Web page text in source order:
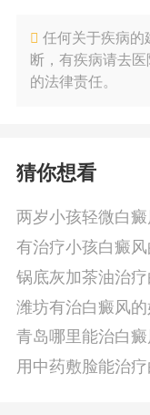
任何关于疾病的
断，有疾病请去
的法律责任。
猜你想看
两岁小孩轻微白
有治疗小孩白癜
锅底灰加茶油治
潍坊有治白癜风
青岛哪里能治白癜
用中药敷脸能治